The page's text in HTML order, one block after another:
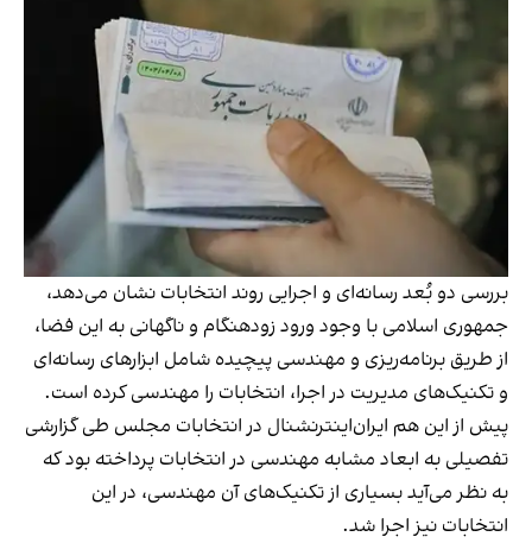
بررسی دو بُعد رسانه‌ای و اجرایی روند انتخابات نشان می‌دهد،
جمهوری اسلامی با وجود ورود زودهنگام و ناگهانی به این فضا،
از طریق برنامه‌ریزی و مهندسی پیچیده شامل ابزارهای رسانه‌ای
و تکنیک‌های مدیریت در اجرا، انتخابات را مهندسی کرده است.
پیش از این هم ایران‌اینترنشنال در انتخابات مجلس طی گزارشی
تفصیلی به ابعاد مشابه مهندسی در انتخابات پرداخته بود که
به نظر می‌آید بسیاری از تکنیک‌های آن مهندسی، در این
انتخابات نیز اجرا شد.